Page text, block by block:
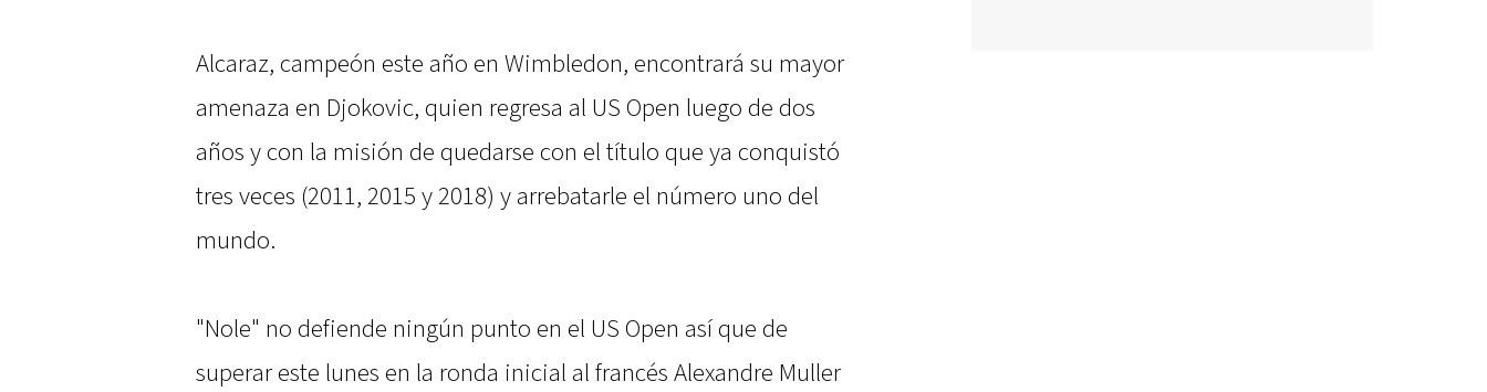
Alcaraz, campeón este año en Wimbledon, encontrará su mayor
amenaza en Djokovic, quien regresa al US Open luego de dos
años y con la misión de quedarse con el título que ya conquistó
tres veces (2011, 2015 y 2018) y arrebatarle el número uno del
mundo.
"Nole" no defiende ningún punto en el US Open así que de
superar este lunes en la ronda inicial al francés Alexandre Muller